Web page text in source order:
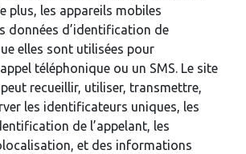
plus, les appareils mobiles
données d’identification de
elles sont utilisées pour
téléphonique ou un SMS. Le site
peut recueillir, utiliser, transmettre,
les identificateurs uniques, les
de l’appelant, les
et des informations